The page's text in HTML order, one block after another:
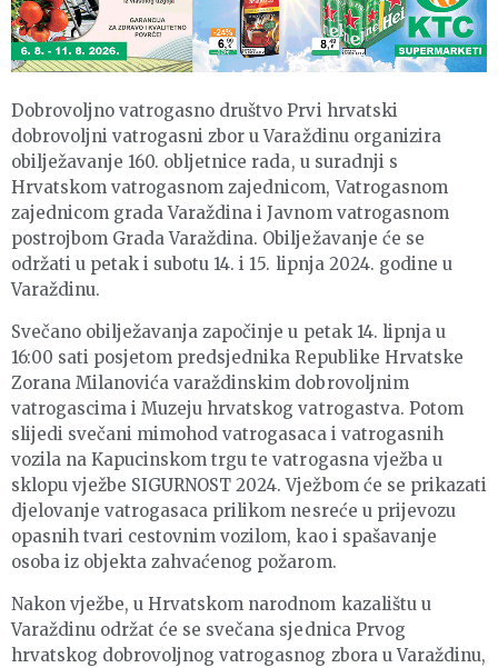
Dobrovoljno vatrogasno društvo Prvi hrvatski
dobrovoljni vatrogasni zbor u Varaždinu organizira
obilježavanje 160. obljetnice rada, u suradnji s
Hrvatskom vatrogasnom zajednicom, Vatrogasnom
zajednicom grada Varaždina i Javnom vatrogasnom
postrojbom Grada Varaždina. Obilježavanje će se
održati u petak i subotu 14. i 15. lipnja 2024. godine u
Varaždinu.
Svečano obilježavanja započinje u petak 14. lipnja u
16:00 sati posjetom predsjednika Republike Hrvatske
Zorana Milanovića varaždinskim dobrovoljnim
vatrogascima i Muzeju hrvatskog vatrogastva. Potom
slijedi svečani mimohod vatrogasaca i vatrogasnih
vozila na Kapucinskom trgu te vatrogasna vježba u
sklopu vježbe SIGURNOST 2024. Vježbom će se prikazati
djelovanje vatrogasaca prilikom nesreće u prijevozu
opasnih tvari cestovnim vozilom, kao i spašavanje
osoba iz objekta zahvaćenog požarom.
Nakon vježbe, u Hrvatskom narodnom kazalištu u
Varaždinu održat će se svečana sjednica Prvog
hrvatskog dobrovoljnog vatrogasnog zbora u Varaždinu,